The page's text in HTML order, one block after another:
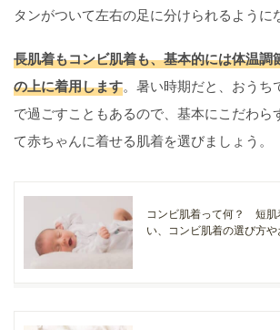
タンがついて左右の足に分けられるように
長肌着もコンビ肌着も、基本的には体温調
の上に着用します。暑い時期だと、おうち
で過ごすこともあるので、基本にこだわら
て赤ちゃんに着せる肌着を選びましょう。
コンビ肌着って何？ 短肌
い、コンビ肌着の選び方